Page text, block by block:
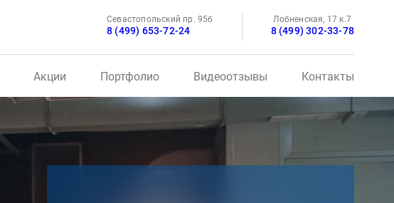
Севастопольский пр. 95б
8 (499) 653-72-24
Лобненская, 17 к.7
8 (499) 302-33-78
Акции Портфолио Видеоотзывы Контакты